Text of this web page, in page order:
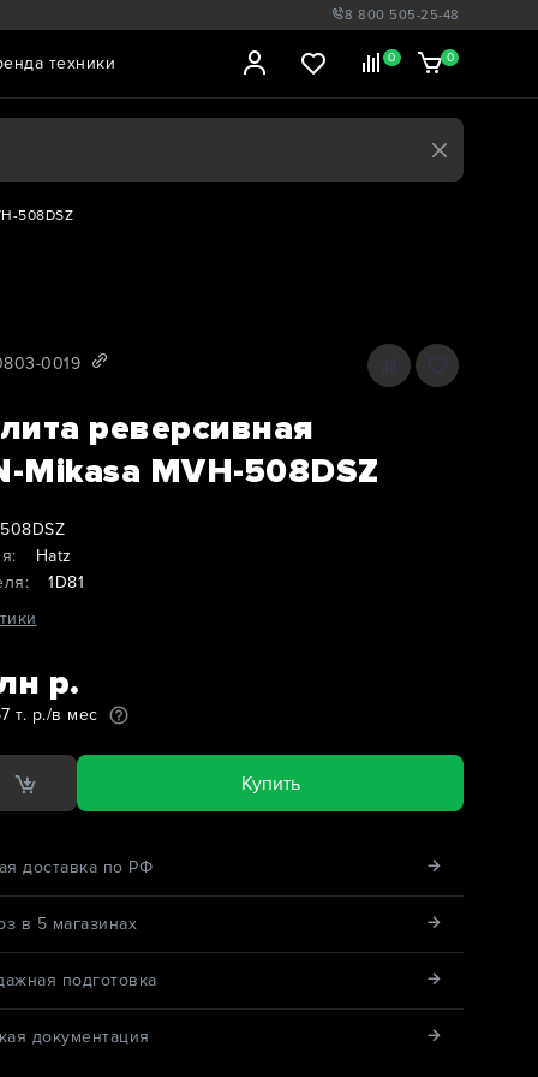
8 800 505-25-48
0 0
техники
508DSZ
0019
реверсивная
Mikasa MVH-508DSZ
Hatz
1D81
р.
т. р./в мес
Купить
доставка по РФ
в 5 магазинах
подготовка
документация